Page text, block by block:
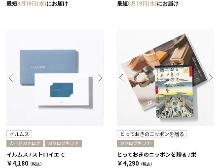
最短8月19日(水)にお届け 最短8月19日(水)にお届け
イルムス
カードカタログ カタログギフト
イルムス / ストロイエ-C
￥4,180 （税込）
とっておきのニッポンを贈る
カタログギフト
とっておきのニッポンを贈る / 栄
￥4,290 （税込）